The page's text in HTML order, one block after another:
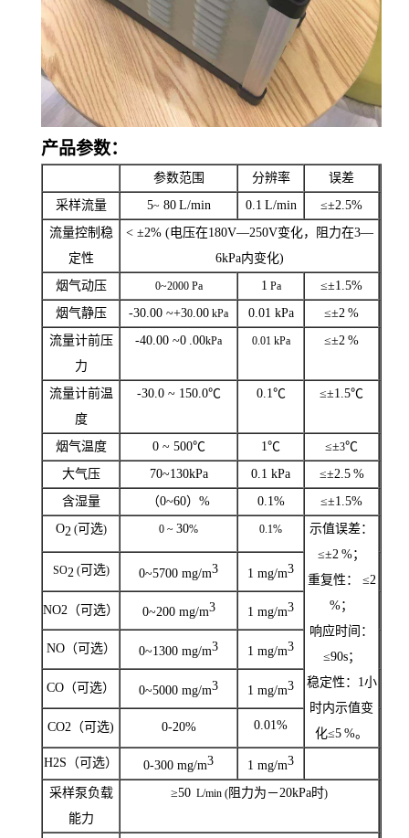
产品参数：
参数范围 分辨率
误差
采样流量
5~ 80 L/min 0.1 L/min
≤±2.5%
流量控制稳
定性
< ±2% (电压在180V—250V变化，阻力在3—
6kPa内变化)
烟气动压
0~2000 Pa 1 Pa
≤±1.5%
烟气静压
-30.00 ~+30.00 kPa 0.01 kPa ≤±2 %
流量计前压
力
-40.00 ~0 .00kPa 0.01 kPa ≤±2 %
流量计前温
度
-30.0 ~ 150.0℃ 0.1℃ ≤±1.5℃
烟气温度 0 ~ 500℃ 1℃ ≤±3℃
大气压
70~130kPa 0.1 kPa ≤±2.5 %
含湿量
（0~60） % 0.1% ≤±1.5%
O2 (可选) 0 ~ 30% 0.1%
示值误差：
≤±2 %；
重复性： ≤2
%；
响应时间：
≤90s；
稳定性： 1小
时内示值变
化≤5 %。
SO2 (可选) 0~5700 mg/m3 1 mg/m3
NO2（可选） 0~200 mg/m3 1 mg/m3
NO（可选） 0~1300 mg/m3 1 mg/m3
CO（可选） 0~5000 mg/m3 1 mg/m3
CO2（可选) 0-20% 0.01%
H2S（可选） 0-300 mg/m3 1 mg/m3
采样泵负载
能力
≥50 L/min (阻力为－20kPa时)